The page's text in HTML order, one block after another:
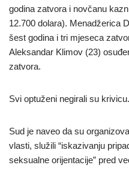
godina zatvora i novčanu
12.700 dolara). Menadžerica
šest godina i tri mjeseca
Aleksandar Klimov (23)
zatvora.
Svi optuženi negirali su krivicu.
Sud je naveo da su
vlasti, služili “iskazivanju
seksualne orijentacije” pred